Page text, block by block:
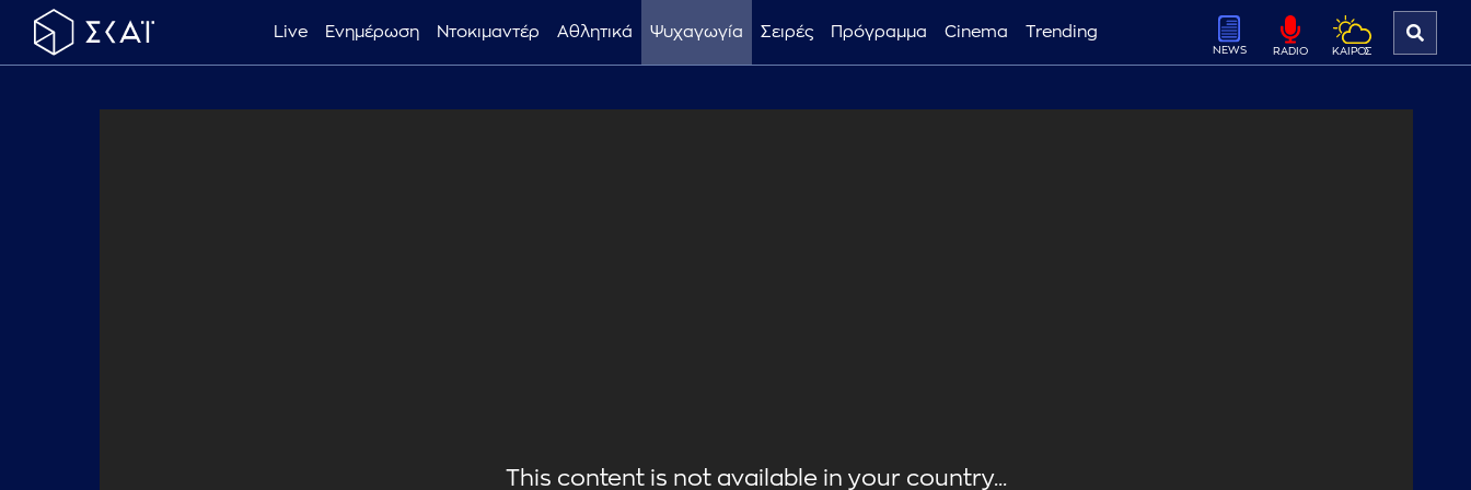
Live Ενημέρωση Ντοκιμαντέρ Αθλητικά Ψυχαγωγία Σειρές Πρόγραμμα Cinema Trending
NEWS RADIO ΚΑΙΡΟΣ
This content is not available in your country...